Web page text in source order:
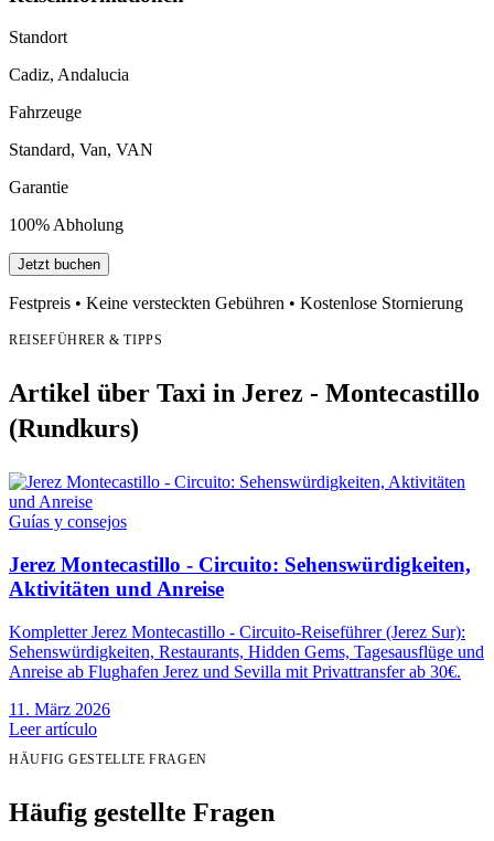
Standort
Cadiz, Andalucia
Fahrzeuge
Standard, Van, VAN
Garantie
100% Abholung
Jetzt buchen
Festpreis • Keine versteckten Gebühren • Kostenlose Stornierung
REISEFÜHRER & TIPPS
Artikel über Taxi in Jerez - Montecastillo
(Rundkurs)
Guías y consejos
Jerez Montecastillo - Circuito: Sehenswürdigkeiten,
Aktivitäten und Anreise
Kompletter Jerez Montecastillo - Circuito-Reiseführer (Jerez Sur):
Sehenswürdigkeiten, Restaurants, Hidden Gems, Tagesausflüge und
Anreise ab Flughafen Jerez und Sevilla mit Privattransfer ab 30€.
11. März 2026
Leer artículo
HÄUFIG GESTELLTE FRAGEN
Häufig gestellte Fragen